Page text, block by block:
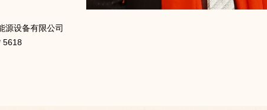
源设备有限公司
5618